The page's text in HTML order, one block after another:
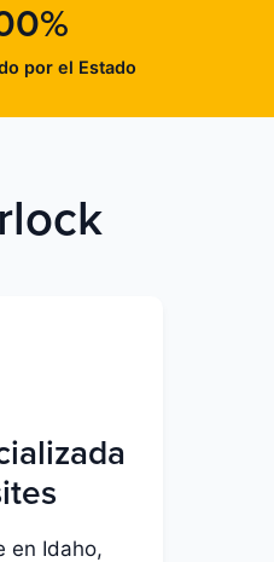
por el Estado
en Idaho,